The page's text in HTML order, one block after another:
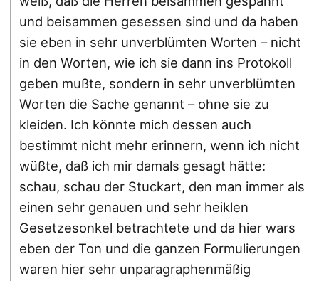
und beisammen gesessen sind und da haben
sie eben in sehr unverblümten Worten – nicht
in den Worten, wie ich sie dann ins Protokoll
geben mußte, sondern in sehr unverblümten
Worten die Sache genannt – ohne sie zu
kleiden. Ich könnte mich dessen auch
bestimmt nicht mehr erinnern, wenn ich nicht
wüßte, daß ich mir damals gesagt hätte:
schau, schau der Stuckart, den man immer als
einen sehr genauen und sehr heiklen
Gesetzesonkel betrachtete und da hier wars
eben der Ton und die ganzen Formulierungen
waren hier sehr unparagraphenmäßig